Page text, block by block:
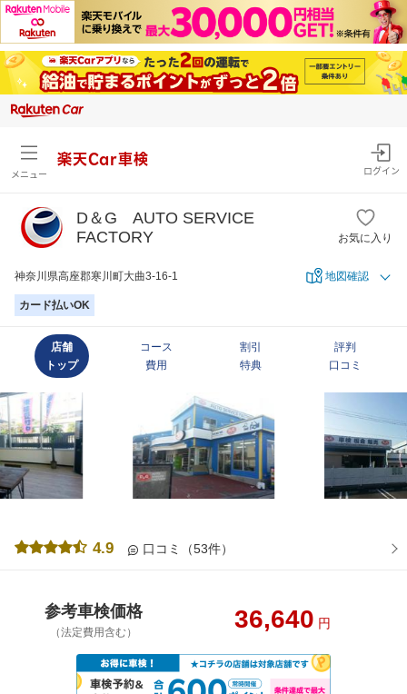
メニュー
楽天Car車検
ログイン
D＆G AUTO SERVICE
FACTORY
お気に入り
神奈川県高座郡寒川町大曲3-16-1 地図確認
カード払いOK
店舗
トップ
コース
費用
割引
特典
評判
口コミ
4.9 口コミ（53件）
参考車検価格
（法定費用含む） 36,640 円